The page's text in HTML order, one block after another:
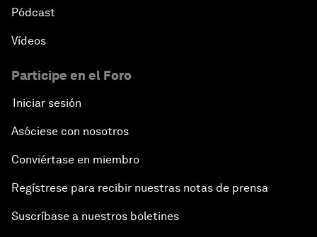
Pódcast
Vídeos
Participe en el Foro
Iniciar sesión
Asóciese con nosotros
Conviértase en miembro
Regístrese para recibir nuestras notas de prensa
Suscríbase a nuestros boletines